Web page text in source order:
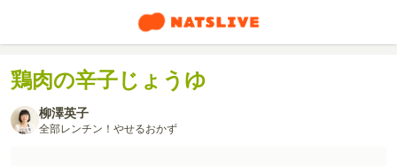
鶏肉の辛子じょうゆ
柳澤英子
全部レンチン！やせるおかず